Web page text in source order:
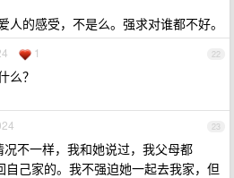
人的感受，不是么。强求对谁都不好。
22
1
么？
23
不一样，我和她说过，我父母都
己家的。我不强迫她一起去我家，但